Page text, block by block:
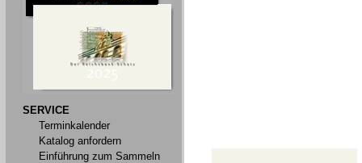
SERVICE
Terminkalender
Katalog anfordern
Einführung zum Sammeln